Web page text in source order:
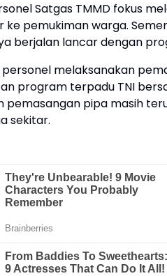
Satgas TMMD fokus
ke pemukiman warga.
berjalan lancar dengan
melaksanakan
program terpadu TNI
pemasangan pipa masih
sekitar.